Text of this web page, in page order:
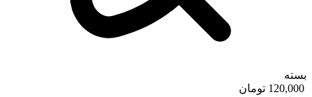
بسته
120,000 تومان